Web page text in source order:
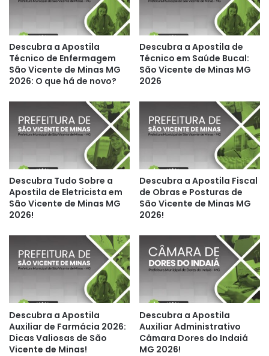
Descubra a Apostila
Técnico de Enfermagem
São Vicente de Minas MG
2026: O que há de novo?
Descubra a Apostila de
Técnico em Saúde Bucal:
São Vicente de Minas MG
2026
Descubra Tudo Sobre a
Apostila de Eletricista em
São Vicente de Minas MG
2026!
Descubra a Apostila Fiscal
de Obras e Posturas de
São Vicente de Minas MG
2026!
Descubra a Apostila
Auxiliar de Farmácia 2026:
Dicas Valiosas de São
Vicente de Minas!
Descubra a Apostila
Auxiliar Administrativo
Câmara Dores do Indaiá
MG 2026!